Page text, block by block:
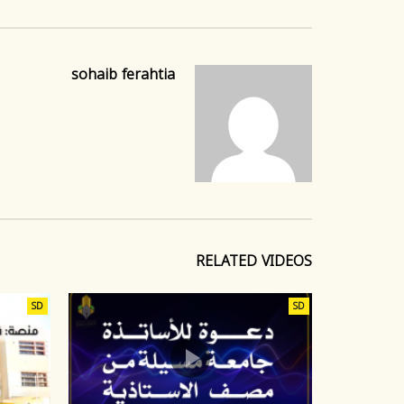
sohaib ferahtia
RELATED VIDEOS
SD
SD